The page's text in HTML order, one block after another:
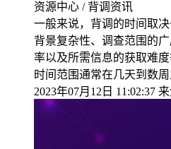
资源中心 / 背调资讯
一般来说，背调的时间取
背景复杂性、调查范围的
率以及所需信息的获取难
时间范围通常在几天到数周
2023年07月12日 11:02:37 来